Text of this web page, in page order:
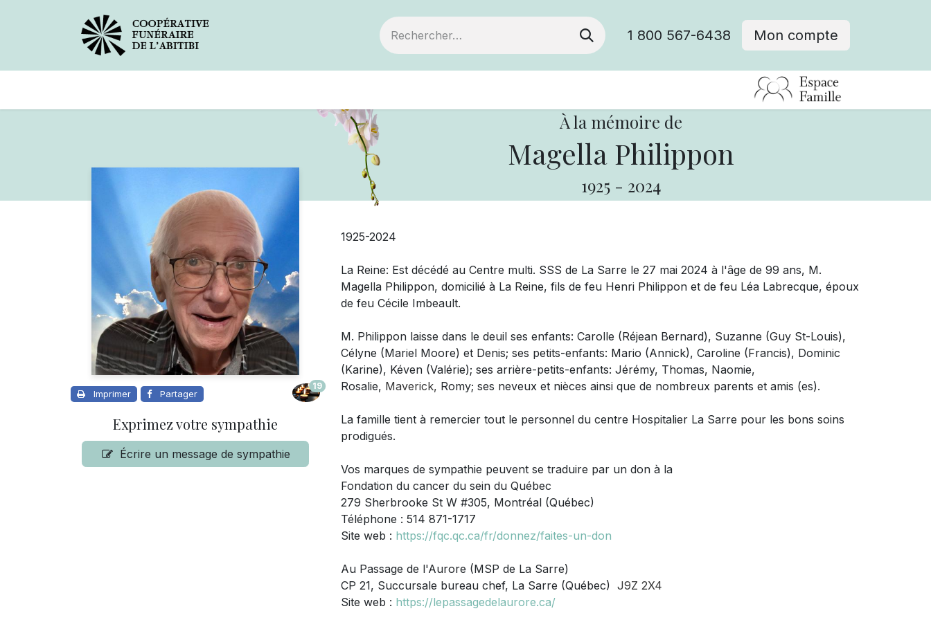
1 800 567-6438 Mon compte
À la mémoire de
Magella Philippon
1925 - 2024
Imprimer Partager
19
Exprimez votre sympathie
Écrire un message de sympathie
1925-2024
La Reine: Est décédé au Centre multi. SSS de La Sarre le 27 mai 2024 à l'âge de 99 ans, M.
Magella Philippon, domicilié à La Reine, fils de feu Henri Philippon et de feu Léa Labrecque, époux
de feu Cécile Imbeault.
M. Philippon laisse dans le deuil ses enfants: Carolle (Réjean Bernard), Suzanne (Guy St-Louis),
Célyne (Mariel Moore) et Denis; ses petits-enfants: Mario (Annick), Caroline (Francis), Dominic
(Karine), Kéven (Valérie); ses arrière-petits-enfants: Jérémy, Thomas, Naomie,
Rosalie, Maverick, Romy; ses neveux et nièces ainsi que de nombreux parents et amis (es).
La famille tient à remercier tout le personnel du centre Hospitalier La Sarre pour les bons soins
prodigués.
Vos marques de sympathie peuvent se traduire par un don à la
Fondation du cancer du sein du Québec
279 Sherbrooke St W #305, Montréal (Québec)
Téléphone : 514 871-1717
Site web : https://fqc.qc.ca/fr/donnez/faites-un-don
Au Passage de l'Aurore (MSP de La Sarre)
CP 21, Succursale bureau chef, La Sarre (Québec) J9Z 2X4
Site web : https://lepassagedelaurore.ca/